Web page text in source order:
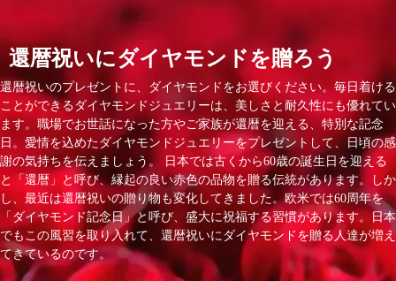
還暦祝いにダイヤモンドを贈ろう
還暦祝いのプレゼントに、ダイヤモンドをお選びください。毎日着ける
ことができるダイヤモンドジュエリーは、美しさと耐久性にも優れてい
ます。職場でお世話になった方やご家族が還暦を迎える、特別な記念
日。愛情を込めたダイヤモンドジュエリーをプレゼントして、日頃の感
謝の気持ちを伝えましょう。 日本では古くから60歳の誕生日を迎える
と「還暦」と呼び、縁起の良い赤色の品物を贈る伝統があります。しか
し、最近は還暦祝いの贈り物も変化してきました。欧米では60周年を
「ダイヤモンド記念日」と呼び、盛大に祝福する習慣があります。日本
でもこの風習を取り入れて、還暦祝いにダイヤモンドを贈る人達が増え
てきているのです。